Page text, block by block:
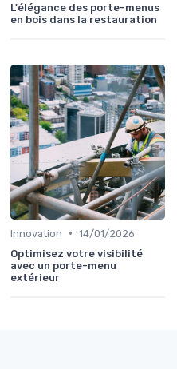
L'élégance des porte-menus
en bois dans la restauration
Innovation • 14/01/2026
Optimisez votre visibilité
avec un porte-menu
extérieur